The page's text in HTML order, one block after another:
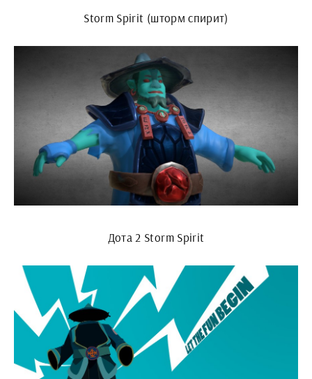
Storm Spirit (шторм спирит)
Дота 2 Storm Spirit